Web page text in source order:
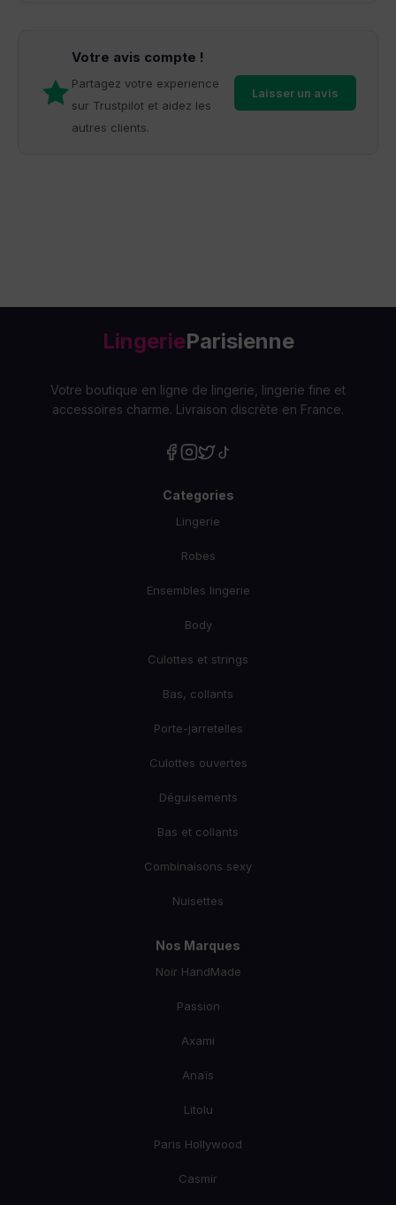
Votre avis compte !
Partagez votre experience
sur Trustpilot et aidez les
autres clients.
Laisser un avis
LingerieParisienne
Votre boutique en ligne de lingerie, lingerie fine et
accessoires charme. Livraison discrète en France.
Categories
Lingerie
Robes
Ensembles lingerie
Body
Culottes et strings
Bas, collants
Porte-jarretelles
Culottes ouvertes
Déguisements
Bas et collants
Combinaisons sexy
Nuisettes
Nos Marques
Noir HandMade
Passion
Axami
Anaïs
Litolu
Paris Hollywood
Casmir